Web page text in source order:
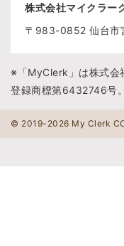
株式会社マイクラー
〒983-0852 仙台市
※「MyClerk」は株式会
登録商標第6432746号。
© 2019-2026 My Clerk